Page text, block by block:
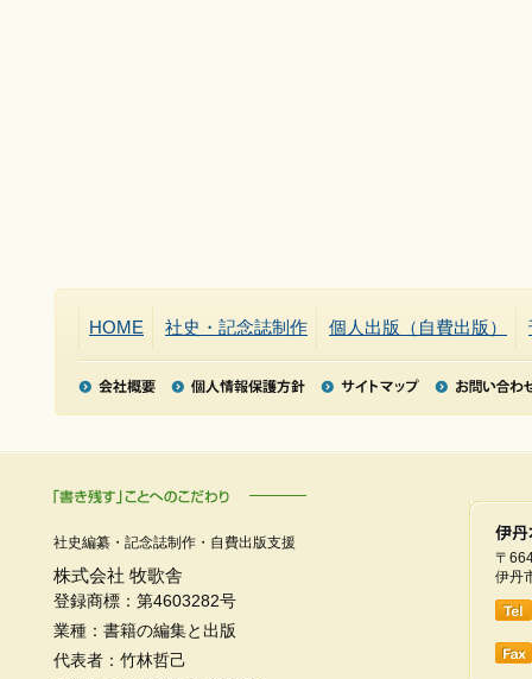
HOME 社史・記念誌制作 個人出版（自費出版）
社史編纂・記念誌制作・自費出版支援
株式会社 牧歌舎
登録商標：第4603282号
業種：書籍の編集と出版
代表者：竹林哲己
〒
伊丹